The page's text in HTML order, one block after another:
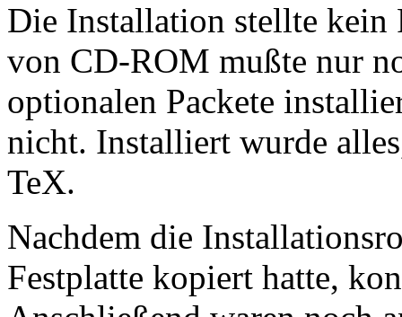
Die Installation stellte kein
von CD-ROM mußte nur
optionalen Packete
nicht. Installiert wurde
TeX.
Nachdem die
Festplatte kopiert hatte,